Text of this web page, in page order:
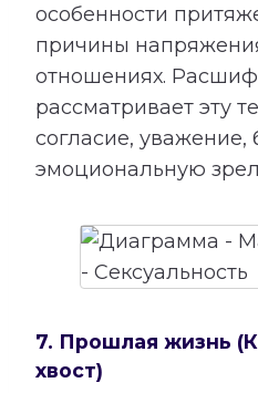
особенности
причины
отношениях.
рассматривает эту
согласие, уважение,
эмоциональную
7. Прошлая жизнь
хвост)